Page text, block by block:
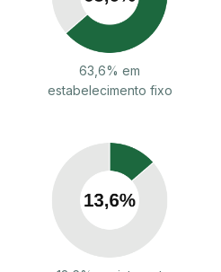
63,6% em
estabelecimento fixo